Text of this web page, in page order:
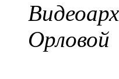
Орловой